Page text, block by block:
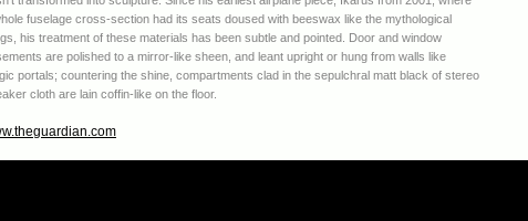
fuselage cross-section had its seats doused with beeswax like the mythological
his treatment of these materials has been subtle and pointed. Door and window
are polished to a mirror-like sheen, and leant upright or hung from walls like
portals; countering the shine, compartments clad in the sepulchral matt black of stereo
cloth are lain coffin-like on the floor.